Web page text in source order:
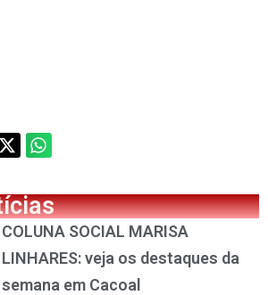
COLUNA SOCIAL MARISA
LINHARES: veja os destaques da
semana em Cacoal